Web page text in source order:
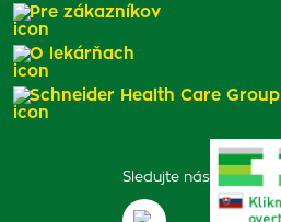
Sledujte nás
Pre zákazníkov
O lekárňach
Schneider Health Care Group